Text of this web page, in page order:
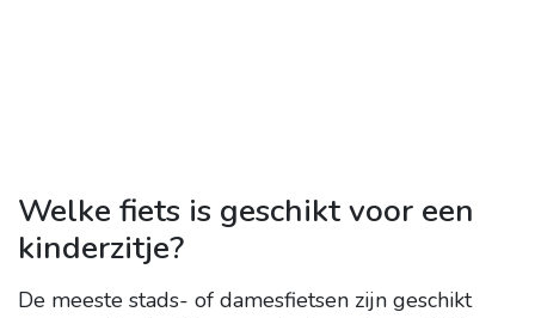
Welke fiets is geschikt voor een
kinderzitje?
De meeste stads- of damesfietsen zijn geschikt